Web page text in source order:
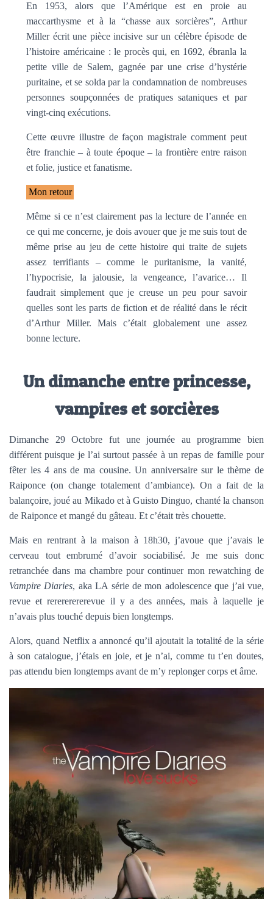
En 1953, alors que l’Amérique est en proie au
maccarthysme et à la “chasse aux sorcières”, Arthur
Miller écrit une pièce incisive sur un célèbre épisode de
l’histoire américaine : le procès qui, en 1692, ébranla la
petite ville de Salem, gagnée par une crise d’hystérie
puritaine, et se solda par la condamnation de nombreuses
personnes soupçonnées de pratiques sataniques et par
vingt-cinq exécutions.
Cette œuvre illustre de façon magistrale comment peut
être franchie – à toute époque – la frontière entre raison
et folie, justice et fanatisme.
Mon retour
Même si ce n’est clairement pas la lecture de l’année en
ce qui me concerne, je dois avouer que je me suis tout de
même prise au jeu de cette histoire qui traite de sujets
assez terrifiants – comme le puritanisme, la vanité,
l’hypocrisie, la jalousie, la vengeance, l’avarice… Il
faudrait simplement que je creuse un peu pour savoir
quelles sont les parts de fiction et de réalité dans le récit
d’Arthur Miller. Mais c’était globalement une assez
bonne lecture.
Un dimanche entre princesse,
vampires et sorcières
Dimanche 29 Octobre fut une journée au programme bien
différent puisque je l’ai surtout passée à un repas de famille pour
fêter les 4 ans de ma cousine. Un anniversaire sur le thème de
Raiponce (on change totalement d’ambiance). On a fait de la
balançoire, joué au Mikado et à Guisto Dinguo, chanté la chanson
de Raiponce et mangé du gâteau. Et c’était très chouette.
Mais en rentrant à la maison à 18h30, j’avoue que j’avais le
cerveau tout embrumé d’avoir sociabilisé. Je me suis donc
retranchée dans ma chambre pour continuer mon rewatching de
Vampire Diaries, aka LA série de mon adolescence que j’ai vue,
revue et rerererererevue il y a des années, mais à laquelle je
n’avais plus touché depuis bien longtemps.
Alors, quand Netflix a annoncé qu’il ajoutait la totalité de la série
à son catalogue, j’étais en joie, et je n’ai, comme tu t’en doutes,
pas attendu bien longtemps avant de m’y replonger corps et âme.